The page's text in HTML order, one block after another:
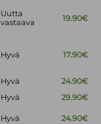
Uutta
vastaava
19.90€
Hyvä 17.90€
Hyvä
24.90€
Hyvä
29.90€
Hyvä 24.90€